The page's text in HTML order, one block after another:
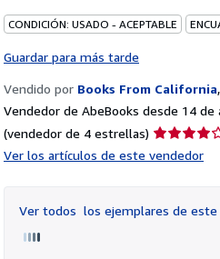
CONDICIÓN: USADO - ACEPTABLE
Guardar para más tarde
Vendido por Books From California,
Vendedor de AbeBooks desde 14 de
(vendedor de 4 estrellas) Calificación
Ver los artículos de este vendedor
Ver todos los ejemplares de este